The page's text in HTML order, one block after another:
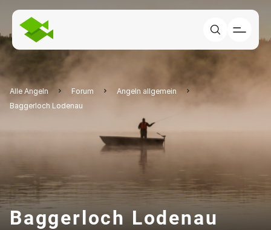
Alle Angeln Forum
Angeln allgemein
Baggerloch Lodenau
Baggerloch Lodenau